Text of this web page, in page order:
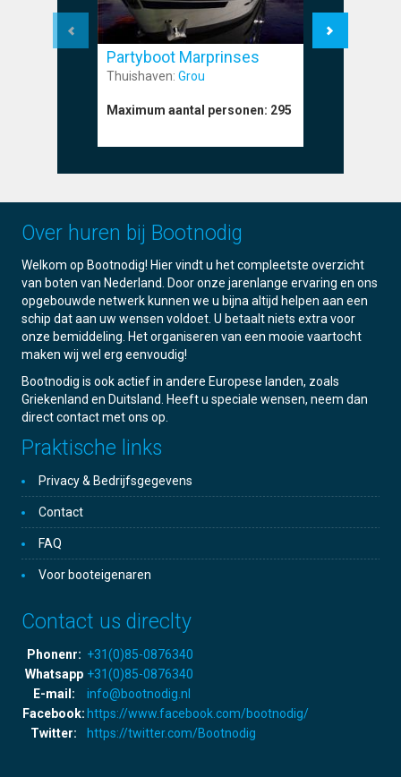
Partyboot Marprinses
Thuishaven: Grou
Maximum aantal personen: 295
Over huren bij Bootnodig
Welkom op Bootnodig! Hier vindt u het compleetste overzicht
van boten van Nederland. Door onze jarenlange ervaring en ons
opgebouwde netwerk kunnen we u bijna altijd helpen aan een
schip dat aan uw wensen voldoet. U betaalt niets extra voor
onze bemiddeling. Het organiseren van een mooie vaartocht
maken wij wel erg eenvoudig!
Bootnodig is ook actief in andere Europese landen, zoals
Griekenland en Duitsland. Heeft u speciale wensen, neem dan
direct contact met ons op.
Praktische links
Privacy & Bedrijfsgegevens
Contact
FAQ
Voor booteigenaren
Contact us direclty
Phonenr: +31(0)85-0876340
Whatsapp +31(0)85-0876340
E-mail:
info@bootnodig.nl
Facebook: https://www.facebook.com/bootnodig/
Twitter:
https://twitter.com/Bootnodig